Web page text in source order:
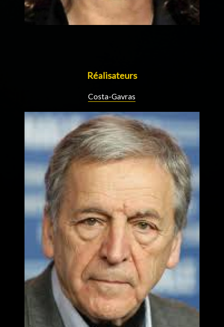
Réalisateurs
Costa-Gavras